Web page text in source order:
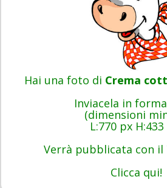
Hai una foto di Crema
Inviacela in
(dimensioni
L:770 px
Verrà pubblicata con il
Clicca qui!